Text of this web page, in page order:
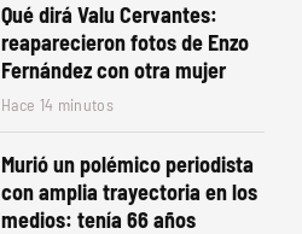
Qué dirá Valu Cervantes:
reaparecieron fotos de Enzo
Fernández con otra mujer
Hace 14 minutos
Murió un polémico periodista
con amplia trayectoria en los
medios: tenía 66 años